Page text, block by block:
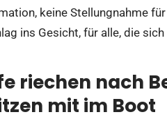
keine Stellungnahme
ins Gesicht, für alle, die
riechen nach
mit im Boot